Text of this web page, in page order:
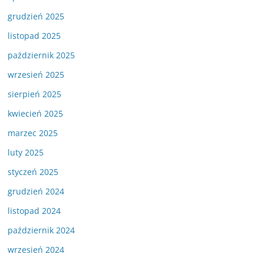
grudzień 2025
listopad 2025
październik 2025
wrzesień 2025
sierpień 2025
kwiecień 2025
marzec 2025
luty 2025
styczeń 2025
grudzień 2024
listopad 2024
październik 2024
wrzesień 2024